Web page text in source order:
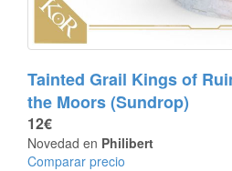
Tainted Grail Kings of
the Moors (Sundrop)
12€
Novedad en Philibert
Comparar precio